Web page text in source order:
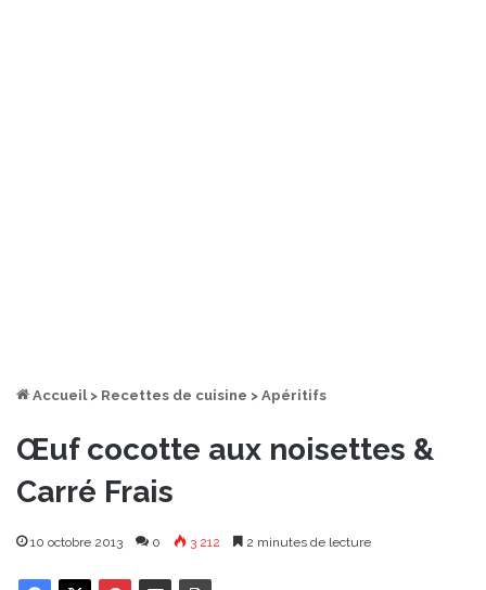
Accueil > Recettes de cuisine > Apéritifs
Œuf cocotte aux noisettes &
Carré Frais
10 octobre 2013 0 3 212 2 minutes de lecture